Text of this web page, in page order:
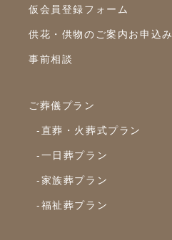
2023年2月
2023年1月
2022年12月
仮会員登録フォーム
供花・供物のご案内お申込み
事前相談
ご葬儀プラン
-直葬・火葬式プラン
-一日葬プラン
-家族葬プラン
-福祉葬プラン